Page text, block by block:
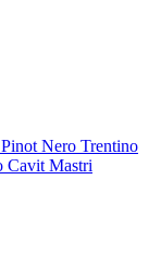
Nero Trentino
Cavit Mastri